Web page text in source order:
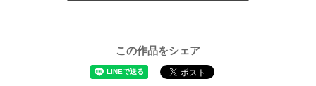
この作品をシェア